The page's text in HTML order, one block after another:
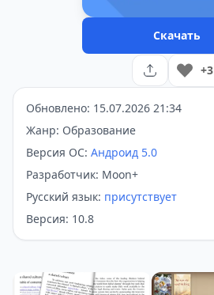
Скачать
+3
Обновлено: 15.07.2026 21:34
Жанр: Образование
Версия ОС: Андроид 5.0
Разработчик: Moon+
Русский язык: присутствует
Версия: 10.8